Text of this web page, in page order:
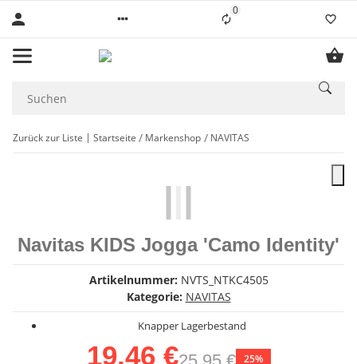
0Liste ist leer
Zurück zur Liste Startseite Markenshop NAVITAS
Navitas KIDS Jogga 'Camo Identity'
Artikelnummer: NVTS_NTKC4505
Kategorie: NAVITAS
Knapper Lagerbestand
19,46 € 25%